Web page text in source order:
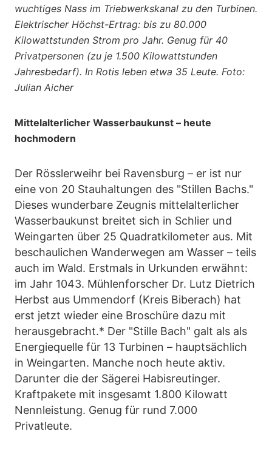
wuchtiges Nass im Triebwerkskanal zu den Turbinen.
Elektrischer Höchst-Ertrag: bis zu 80.000
Kilowattstunden Strom pro Jahr. Genug für 40
Privatpersonen (zu je 1.500 Kilowattstunden
Jahresbedarf). In Rotis leben etwa 35 Leute. Foto:
Julian Aicher
Mittelalterlicher Wasserbaukunst – heute
hochmodern
Der Rösslerweihr bei Ravensburg – er ist nur
eine von 20 Stauhaltungen des "Stillen Bachs."
Dieses wunderbare Zeugnis mittelalterlicher
Wasserbaukunst breitet sich in Schlier und
Weingarten über 25 Quadratkilometer aus. Mit
beschaulichen Wanderwegen am Wasser – teils
auch im Wald. Erstmals in Urkunden erwähnt:
im Jahr 1043. Mühlenforscher Dr. Lutz Dietrich
Herbst aus Ummendorf (Kreis Biberach) hat
erst jetzt wieder eine Broschüre dazu mit
herausgebracht.* Der "Stille Bach" galt als als
Energiequelle für 13 Turbinen – hauptsächlich
in Weingarten. Manche noch heute aktiv.
Darunter die der Sägerei Habisreutinger.
Kraftpakete mit insgesamt 1.800 Kilowatt
Nennleistung. Genug für rund 7.000
Privatleute.